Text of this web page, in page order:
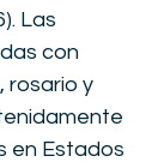
Las
con
rosario y
en Estados